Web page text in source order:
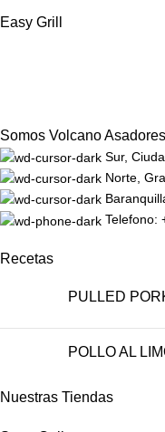
Easy Grill
Somos Volcano
Sur,
Norte,
Telefono:
Recetas
PULLED
POLLO AL
Nuestras Tiendas